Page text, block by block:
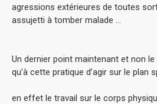
agressions extérieures de toutes
assujetti à tomber malade …
Un dernier point maintenant et non
qu’à cette pratique d’agir sur le plan
en effet le travail sur le corps